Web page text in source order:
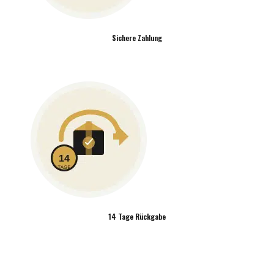
Sichere Zahlung
14 Tage Rückgabe